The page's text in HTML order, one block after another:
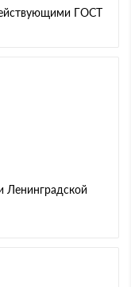
ГОСТ
Ленинградской